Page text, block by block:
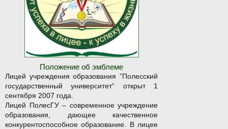
Положение об эмблеме
Лицей учреждения образования ”Полесский
государственный университет“ открыт 1
сентября 2007 года.
Лицей ПолесГУ – современное учреждение
образования, дающее качественное
конкурентоспособное образование. В лицее